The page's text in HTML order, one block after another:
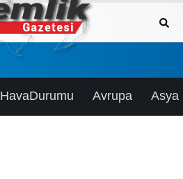
HavaDurumu Avrupa Asya